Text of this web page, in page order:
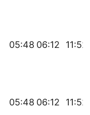
05:48 06:12 11:52
05:48 06:12 11:52